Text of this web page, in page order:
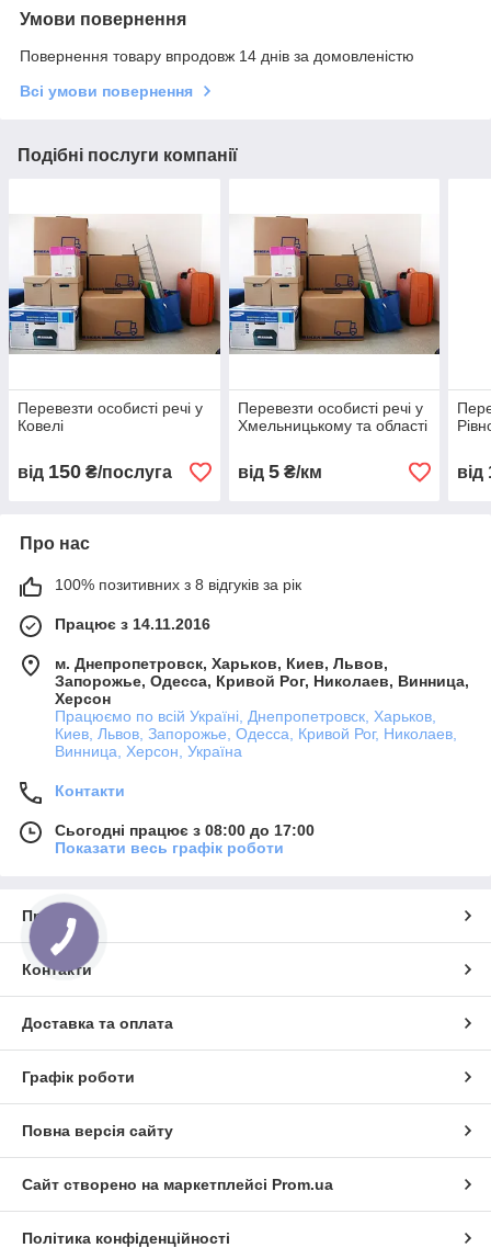
Умови повернення
Повернення товару впродовж 14 днів за домовленістю
Всі умови повернення
Подібні послуги компанії
Перевезти особисті речі у
Ковелі
від 150 ₴/послуга
Перевезти особисті речі у
Хмельницькому та області
від 5₴/км від
Про нас
100% позитивних з 8 відгуків за рік
Працює з 14.11.2016
м. Днепропетровск, Харьков, Киев, Львов,
Запорожье, Одесса, Кривой Рог, Николаев, Винница,
Херсон
Працюємо по всій Україні, Днепропетровск, Харьков,
Киев, Львов, Запорожье, Одесса, Кривой Рог, Николаев,
Винница, Херсон, Україна
Контакти
Сьогодні працює з 08:00 до 17:00
Показати весь графік роботи
Про нас
Контакти
Доставка та оплата
Графік роботи
Повна версія сайту
Сайт створено на маркетплейсі Prom.ua
Політика конфіденційності